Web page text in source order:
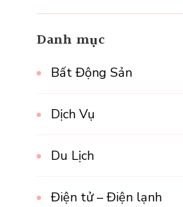
Danh mục
Bất Động Sản
Dịch Vụ
Du Lịch
Điện tử – Điện lạnh